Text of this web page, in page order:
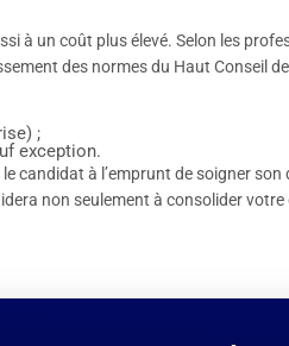
à un coût plus élevé. Selon les
des normes du Haut Conseil
;
exception.
candidat à l’emprunt de soigner son
non seulement à consolider